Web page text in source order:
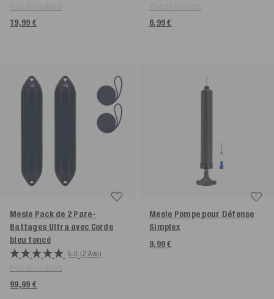
19,99 € 6,99 €
Mesle Pack de 2 Pare-
Battages Ultra avec Corde
bleu foncé
5.0 (2 Avis)
99,99 €
Mesle Pompe pour Défense
Simplex
9,99 €